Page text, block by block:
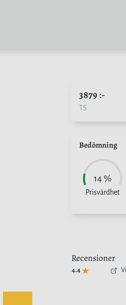
3879:-
TS
Bedömning
14 %
Prisvärdhet
Recensioner
4.4